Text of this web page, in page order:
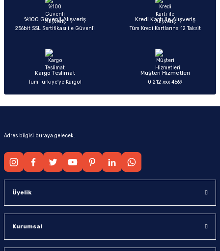
Ürün açıklamasında eksik bilgiler bulunuyor.
Ürün bilgilerinde hatalar bulunuyor.
Ürün fiyatı diğer sitelerden daha pahalı.
%100 Güvenli Alışveriş
256bit SSL Sertifikası ile Güvenli
Kredi Kartı ile Alışveriş
Tüm Kredi Kartlarına 12 Taksit
Kargo Teslimat
Tüm Türkiye’ye Kargo!
Müşteri Hizmetleri
0 212 xxx 4569
Adres bilgisi buraya gelecek.
Üyelik
Kurumsal